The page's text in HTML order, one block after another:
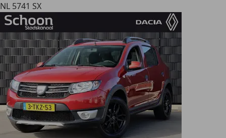
NL 5741 SX